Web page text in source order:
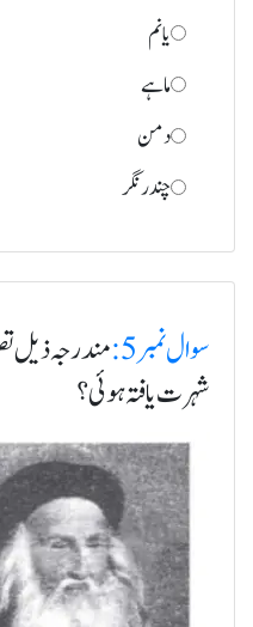
یانم
ماہے
دمن
چندر نگر
سوال نمبر 5: مندرجہ ذیل
شہرت یافتہ ہوئی؟